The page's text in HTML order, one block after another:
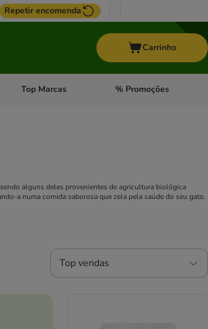
Repetir encomenda
Carrinho
Abrir menu de categoria: Outros animais
Top Marcas Abrir menu de categoria:
% Promoções
alguns deles provenientes de agricultura biológica
a numa comida saborosa que zela pela saúde do seu gato.
Top vendas